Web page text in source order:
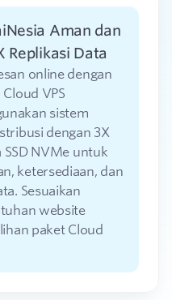
Aman dan
Replikasi Data
online dengan
VPS
sistem
dengan 3X
NVMe untuk
ketersediaan, dan
Sesuaikan
website
paket Cloud